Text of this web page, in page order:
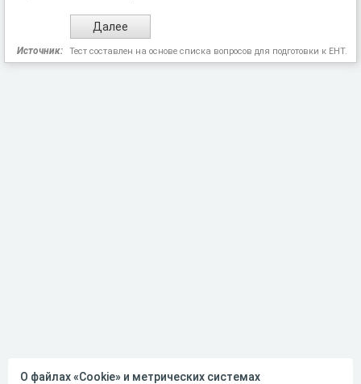
Источник: Тест составлен на основе списка вопросов для подготовки к ЕНТ.
О файлах «Cookie» и метрических системах